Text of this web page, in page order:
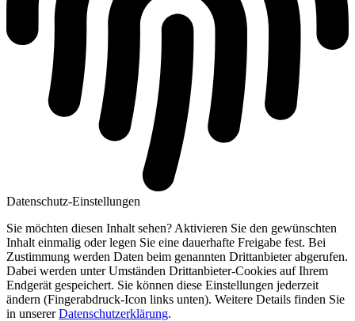
Datenschutz-Einstellungen
Sie möchten diesen Inhalt sehen? Aktivieren Sie den gewünschten
Inhalt einmalig oder legen Sie eine dauerhafte Freigabe fest. Bei
Zustimmung werden Daten beim genannten Drittanbieter abgerufen.
Dabei werden unter Umständen Drittanbieter-Cookies auf Ihrem
Endgerät gespeichert. Sie können diese Einstellungen jederzeit
ändern (Fingerabdruck-Icon links unten). Weitere Details finden Sie
in unsererDatenschutzerklärung.